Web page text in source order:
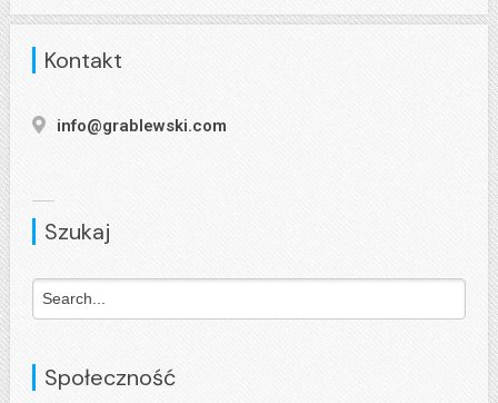
Kontakt
info@grablewski.com
Szukaj
Społeczność